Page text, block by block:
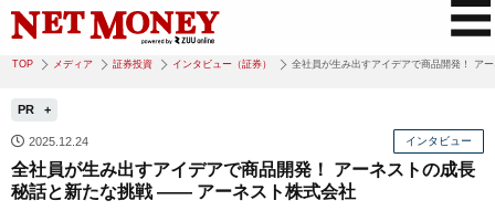
TOP メディア 証券投資 インタビュー（証券） 全社員が生み出すアイデアで商品開発！ ア
PR
2025.12.24 インタビュー
全社員が生み出すアイデアで商品開発！ アーネストの成長
秘話と新たな挑戦 ―― アーネスト株式会社